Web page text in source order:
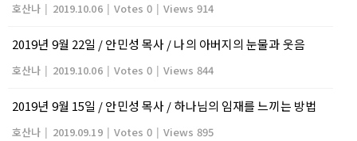
호산나 | 2019.10.06 | Votes 0 | Views 914
2019년 9월 22일 / 안민성 목사 / 나의 아버지의 눈물과 웃음
호산나 | 2019.10.06 | Votes 0 | Views 844
2019년 9월 15일 / 안민성 목사 / 하나님의 임재를 느끼는 방법
호산나 | 2019.09.19 | Votes 0 | Views 895